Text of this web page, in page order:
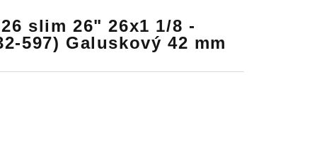
slim 26" 26x1 1/8 -
597) Galuskový 42 mm